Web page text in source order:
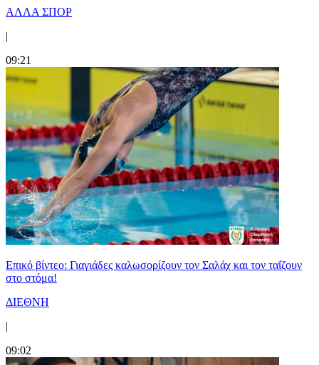
ΑΛΛΑ ΣΠΟΡ
|
09:21
Επικό βίντεο: Γιαγιάδες καλωσορίζουν τον Σαλάχ και τον ταΐζουν
στο στόμα!
ΔΙΕΘΝΗ
|
09:02